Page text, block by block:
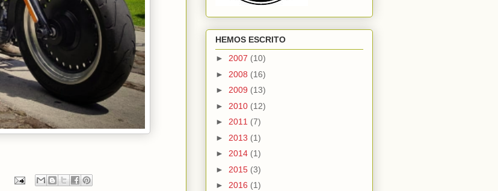
HEMOS ESCRITO
► 2007 (10)
► 2008 (16)
► 2009 (13)
► 2010 (12)
► 2011 (7)
► 2013 (1)
► 2014 (1)
► 2015 (3)
► 2016 (1)